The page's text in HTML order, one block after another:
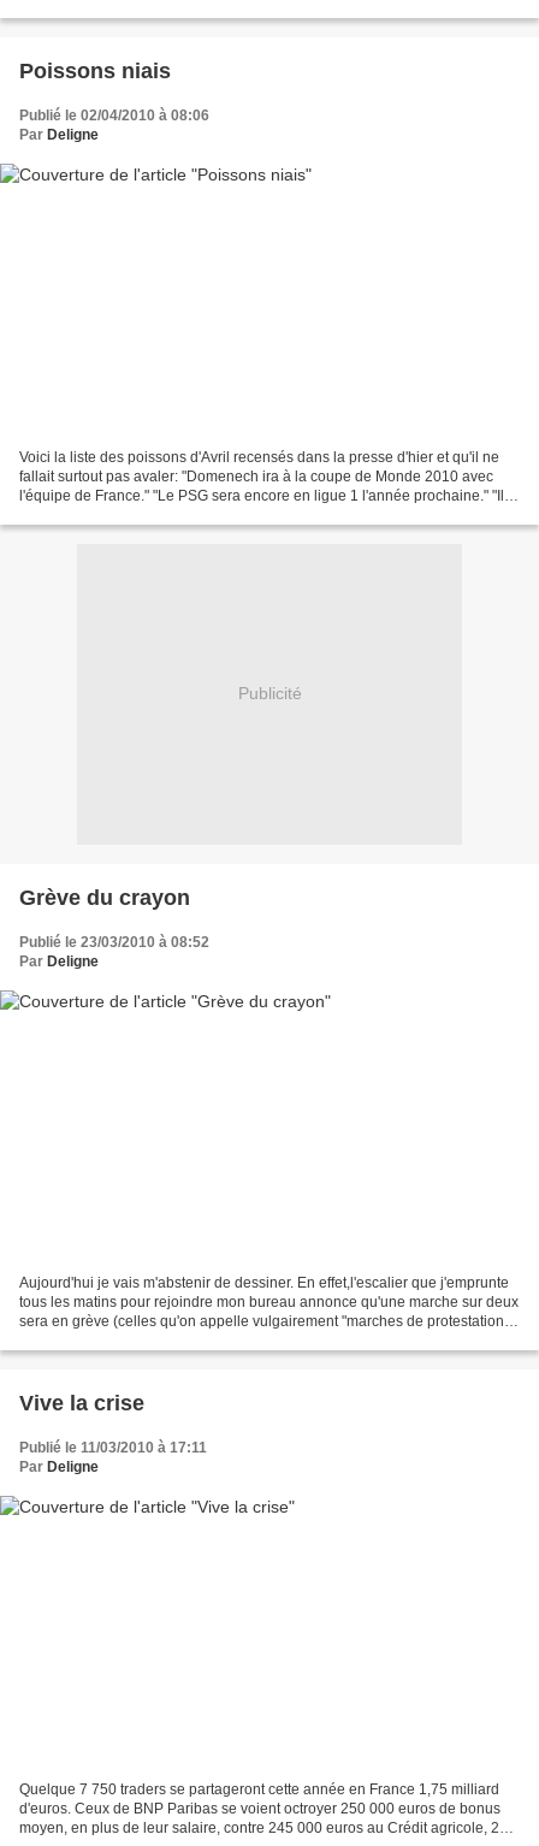
Poissons niais
Publié le 02/04/2010 à 08:06
Par Deligne
Voici la liste des poissons d'Avril recensés dans la presse d'hier et qu'il ne
fallait surtout pas avaler: "Domenech ira à la coupe de Monde 2010 avec
l'équipe de France." "Le PSG sera encore en ligue 1 l'année prochaine." "Il y
Publicité
Grève du crayon
Publié le 23/03/2010 à 08:52
Par Deligne
Aujourd'hui je vais m'abstenir de dessiner. En effet,l'escalier que j'emprunte
tous les matins pour rejoindre mon bureau annonce qu'une marche sur deux
sera en grève (celles qu'on appelle vulgairement "marches de protestation").
Vive la crise
Publié le 11/03/2010 à 17:11
Par Deligne
Quelque 7 750 traders se partageront cette année en France 1,75 milliard
d'euros. Ceux de BNP Paribas se voient octroyer 250 000 euros de bonus
moyen, en plus de leur salaire, contre 245 000 euros au Crédit agricole, 213